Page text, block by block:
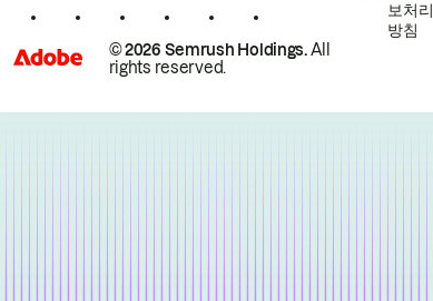
© 2026 Semrush Holdings.All
rights reserved.
보처리
방침